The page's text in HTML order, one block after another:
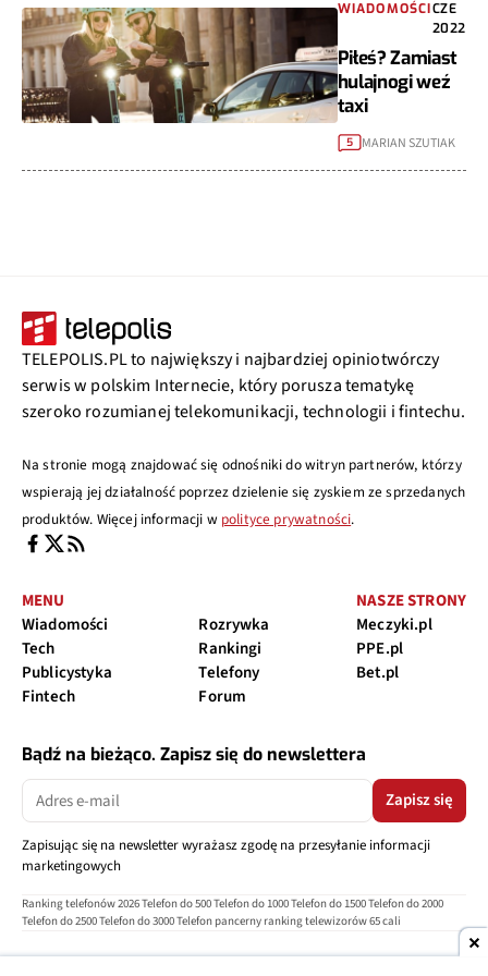
WIADOMOŚCICZE
2022
Piłeś? Zamiast
hulajnogi weź
taxi
5 MARIAN SZUTIAK
TELEPOLIS.PL to największy i najbardziej opiniotwórczy
serwis w polskim Internecie, który porusza tematykę
szeroko rozumianej telekomunikacji, technologii i fintechu.
Na stronie mogą znajdować się odnośniki do witryn partnerów, którzy
wspierają jej działalność poprzez dzielenie się zyskiem ze sprzedanych
produktów. Więcej informacji w polityce prywatności.
MENU
Wiadomości
Tech
Publicystyka
Fintech
Rozrywka
Rankingi
Telefony
Forum
NASZE STRONY
Meczyki.pl
PPE.pl
Bet.pl
Bądź na bieżąco. Zapisz się do newslettera
Zapisz się
Zapisując się na newsletter wyrażasz zgodę na przesyłanie informacji
marketingowych
Ranking telefonów 2026Telefon do 500Telefon do 1000Telefon do 1500Telefon do 2000
Telefon do 2500Telefon do 3000Telefon pancerny ranking telewizorów 65 cali